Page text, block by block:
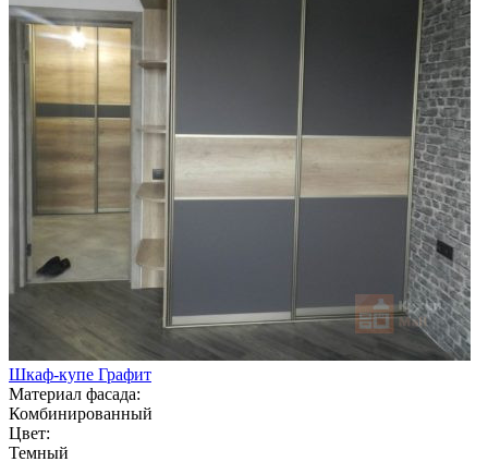
Шкаф-купе Графит
Материал фасада:
Комбинированный
Цвет:
Темный